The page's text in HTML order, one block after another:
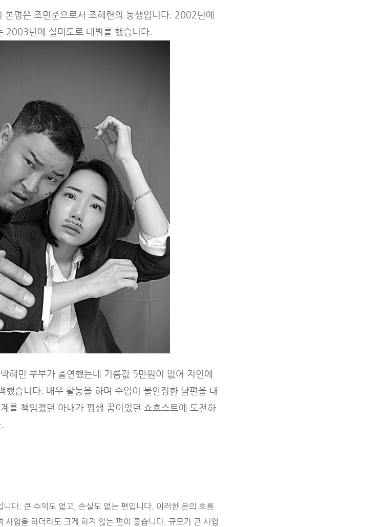
명은 조민준으로서 조혜련의 동생입니다. 2002년에
2003년에 실미도로 데뷔를 했습니다.
혜민 부부가 출연했는데 기름값 5만원이 없어 지인에
했습니다. 배우 활동을 하며 수입이 불안정한 남편을 대
를 책임졌던 아내가 평생 꿈이었던 쇼호스트에 도전하
다. 큰 수익도 없고, 손실도 없는 편입니다. 이러한 운의 흐름
사업을 하더라도 크게 하지 않는 편이 좋습니다. 규모가 큰 사업